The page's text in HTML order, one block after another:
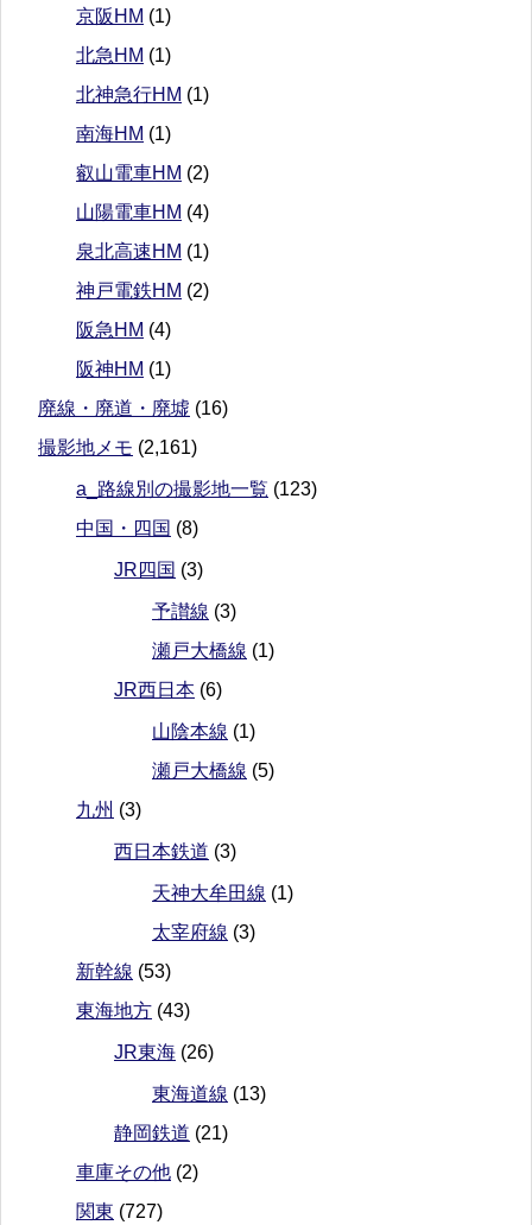
京阪HM (1)
北急HM (1)
北神急行HM (1)
南海HM (1)
叡山電車HM (2)
山陽電車HM (4)
泉北高速HM (1)
神戸電鉄HM (2)
阪急HM (4)
阪神HM (1)
廃線・廃道・廃墟 (16)
撮影地メモ (2,161)
a_路線別の撮影地一覧 (123)
中国・四国 (8)
JR四国 (3)
予讃線 (3)
瀬戸大橋線 (1)
JR西日本 (6)
山陰本線 (1)
瀬戸大橋線 (5)
九州 (3)
西日本鉄道 (3)
天神大牟田線 (1)
太宰府線 (3)
新幹線 (53)
東海地方 (43)
JR東海 (26)
東海道線 (13)
静岡鉄道 (21)
車庫その他 (2)
関東 (727)